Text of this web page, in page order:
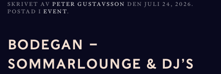
SKRIVET AV PETER GUSTAVSSON DEN JULI 24, 2026 .
POSTAD I EVENT.
BODEGAN –
SOMMARLOUNGE & DJ’S